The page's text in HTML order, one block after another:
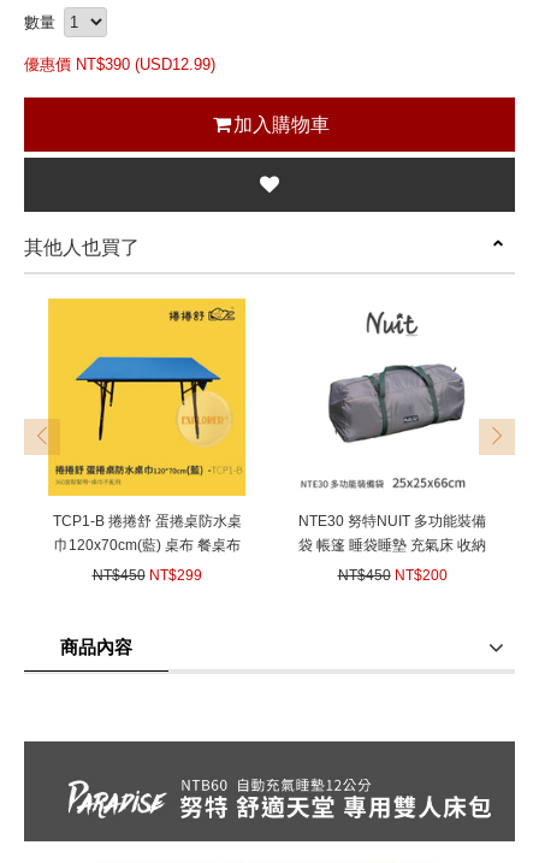
數量
優惠價 NT$390 (USD12.99)
加入購物車
其他人也買了
TCP1-B 捲捲舒 蛋捲桌防水桌
巾120x70cm(藍) 桌布 餐桌布
蛋捲桌NTT58適用 餐墊 防潑水
NT$450 NT$299
NTE30 努特NUIT 多功能裝備
袋 帳篷 睡袋睡墊 充氣床 收納
袋 萬用袋
NT$450 NT$200
prev next
商品內容